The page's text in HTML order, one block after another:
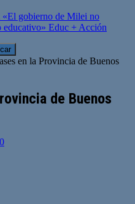
gobierno de Milei no
educativo» Educ + Acción
en la Provincia de Buenos
de Buenos
0